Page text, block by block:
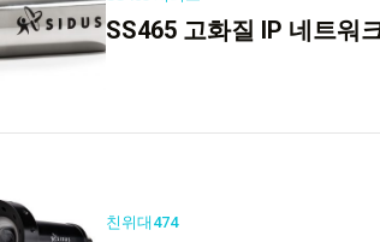
SS465 고화질 IP 네트워
친위대474